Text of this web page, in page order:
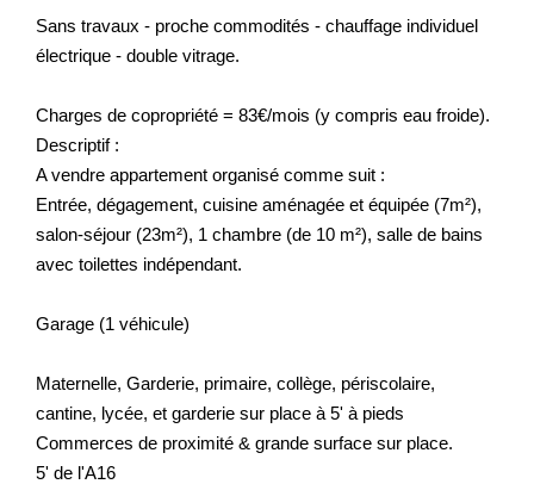
Sans travaux - proche commodités - chauffage individuel
électrique - double vitrage.
Charges de copropriété = 83€/mois (y compris eau froide).
Descriptif :
A vendre appartement organisé comme suit :
Entrée, dégagement, cuisine aménagée et équipée (7m²),
salon-séjour (23m²), 1 chambre (de 10 m²), salle de bains
avec toilettes indépendant.
Garage (1 véhicule)
Maternelle, Garderie, primaire, collège, périscolaire,
cantine, lycée, et garderie sur place à 5' à pieds
Commerces de proximité & grande surface sur place.
5' de l'A16